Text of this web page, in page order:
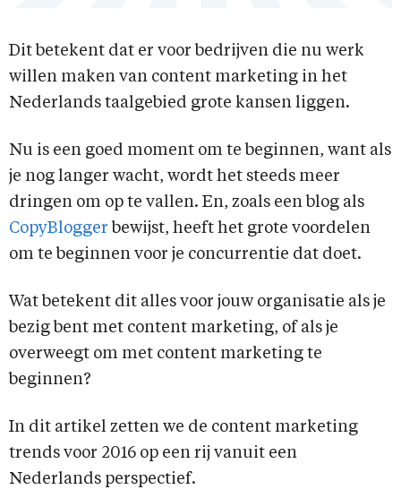
Dit betekent dat er voor bedrijven die nu werk
willen maken van content marketing in het
Nederlands taalgebied grote kansen liggen.
Nu is een goed moment om te beginnen, want als
je nog langer wacht, wordt het steeds meer
dringen om op te vallen. En, zoals een blog als
CopyBlogger bewijst, heeft het grote voordelen
om te beginnen voor je concurrentie dat doet.
Wat betekent dit alles voor jouw organisatie als je
bezig bent met content marketing, of als je
overweegt om met content marketing te
beginnen?
In dit artikel zetten we de content marketing
trends voor 2016 op een rij vanuit een
Nederlands perspectief.